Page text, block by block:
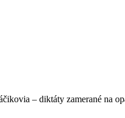
– diktáty zamerané na